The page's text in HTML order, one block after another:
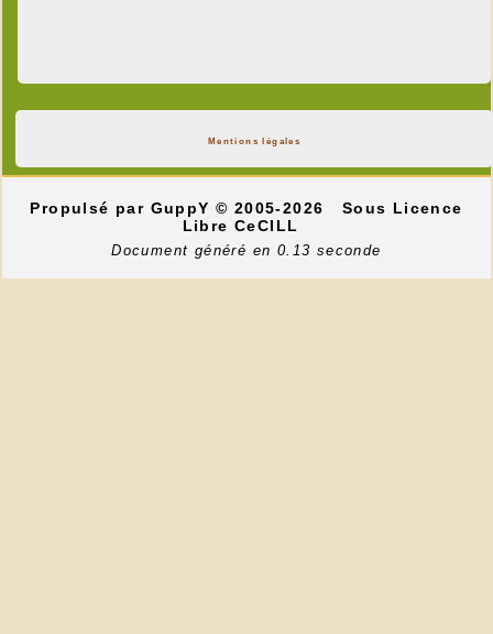
Mentions légales
Propulsé par GuppY© 2005-2026
Sous Licence
Libre CeCILL
Document généré en 0.13 seconde